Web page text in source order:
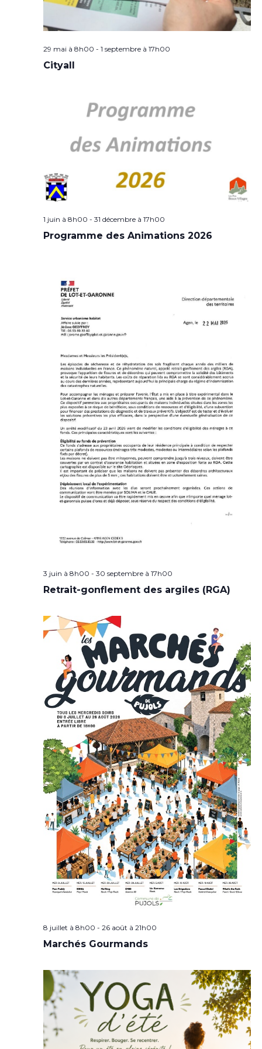
29 mai à 8h00 - 1 septembre à 17h00
Cityall
1 juin à 8h00 - 31 décembre à 17h00
Programme des Animations 2026
3 juin à 8h00 - 30 septembre à 17h00
Retrait-gonflement des argiles (RGA)
8 juillet à 8h00 - 26 août à 21h00
Marchés Gourmands